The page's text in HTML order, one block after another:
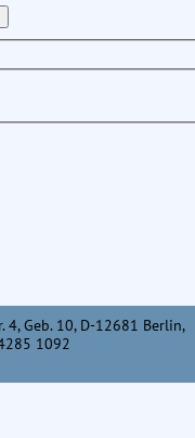
4, Geb. 10, D-12681 Berlin,
1092